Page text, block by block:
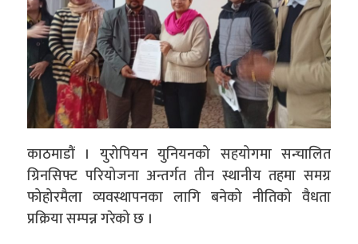
काठमाडौं । युरोपियन युनियनको सहयोगमा सन्चालित
ग्रिनसिफ्ट परियोजना अन्तर्गत तीन स्थानीय तहमा समग्र
फोहोरमैला व्यवस्थापनका लागि बनेको नीतिको वैधता
प्रक्रिया सम्पन्न गरेको छ ।